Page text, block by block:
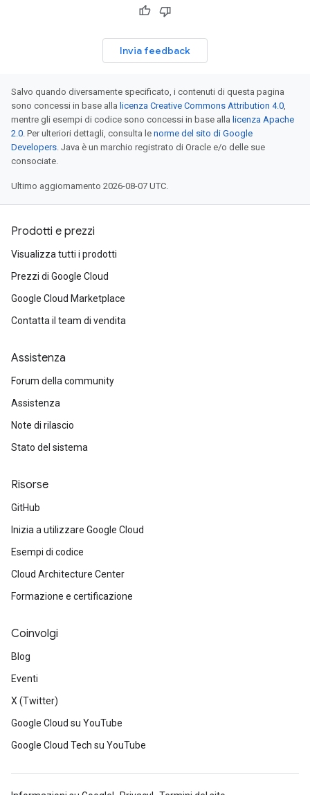
Invia feedback
Salvo quando diversamente specificato, i contenuti di questa pagina
sono concessi in base alla licenza Creative Commons Attribution 4.0,
mentre gli esempi di codice sono concessi in base alla licenza Apache
2.0. Per ulteriori dettagli, consulta le norme del sito di Google
Developers. Java è un marchio registrato di Oracle e/o delle sue
consociate.
Ultimo aggiornamento 2026-08-07 UTC.
Prodotti e prezzi
Visualizza tutti i prodotti
Prezzi di Google Cloud
Google Cloud Marketplace
Contatta il team di vendita
Assistenza
Forum della community
Assistenza
Note di rilascio
Stato del sistema
Risorse
GitHub
Inizia a utilizzare Google Cloud
Esempi di codice
Cloud Architecture Center
Formazione e certificazione
Coinvolgi
Blog
Eventi
X (Twitter)
Google Cloud su YouTube
Google Cloud Tech su YouTube